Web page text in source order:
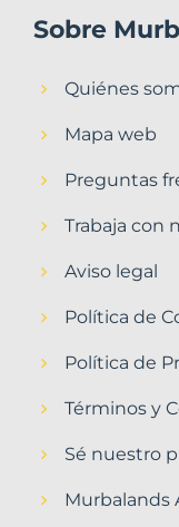
Sobre
Quiénes
Mapa web
Preguntas
Trabaja con
Aviso legal
Política de
Política de
Términos y
Sé nuestro
Murbalands